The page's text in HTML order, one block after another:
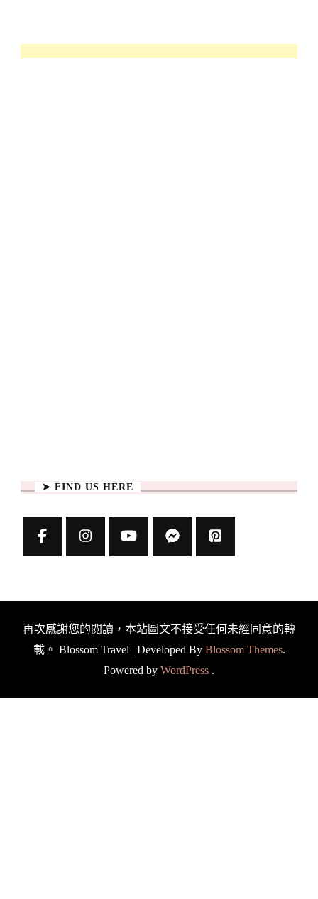
➤ FIND US HERE
再次感謝您的閱讀，本站圖文不接受任何未經同意的轉
載。 Blossom Travel | Developed By Blossom Themes.
Powered by WordPress .